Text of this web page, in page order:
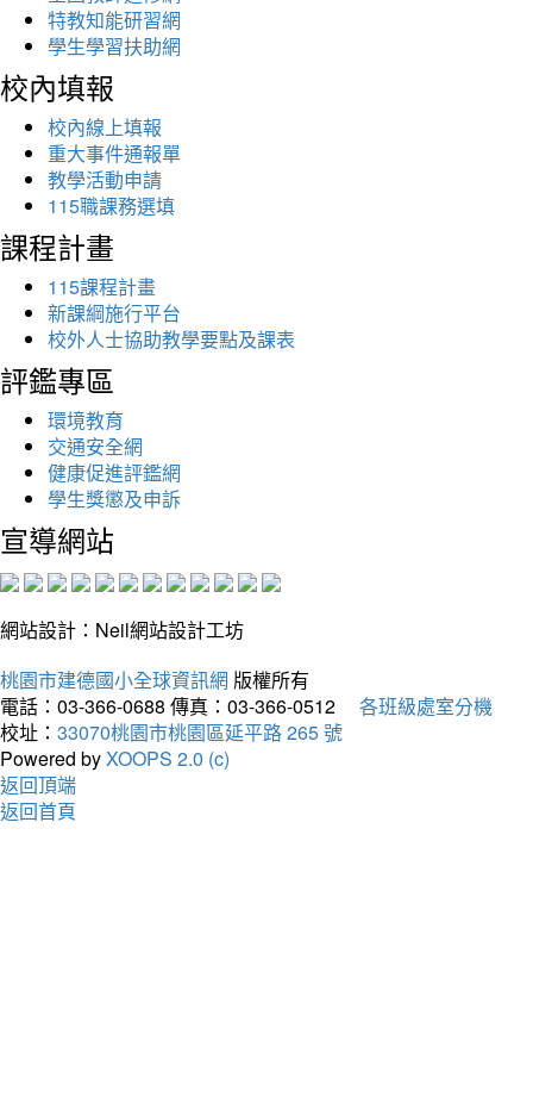
特教知能研習網
學生學習扶助網
校內填報
校內線上填報
重大事件通報單
教學活動申請
115職課務選填
課程計畫
115課程計畫
新課綱施行平台
校外人士協助教學要點及課表
評鑑專區
環境教育
交通安全網
健康促進評鑑網
學生獎懲及申訴
宣導網站
網站設計：Neil網站設計工坊
桃園市建德國小全球資訊網 版權所有
電話：03-366-0688 傳真：03-366-0512
各班級處室分機
校址： 33070桃園市桃園區延平路 265 號
Powered byXOOPS 2.0 (c)
返回頂端
返回首頁